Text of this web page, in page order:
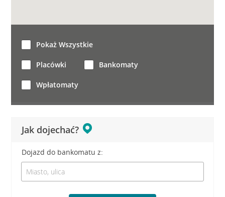
Jak dojechać?
Dojazd do bankomatu z:
Pokaż Wszystkie
Placówki Bankomaty
Wpłatomaty